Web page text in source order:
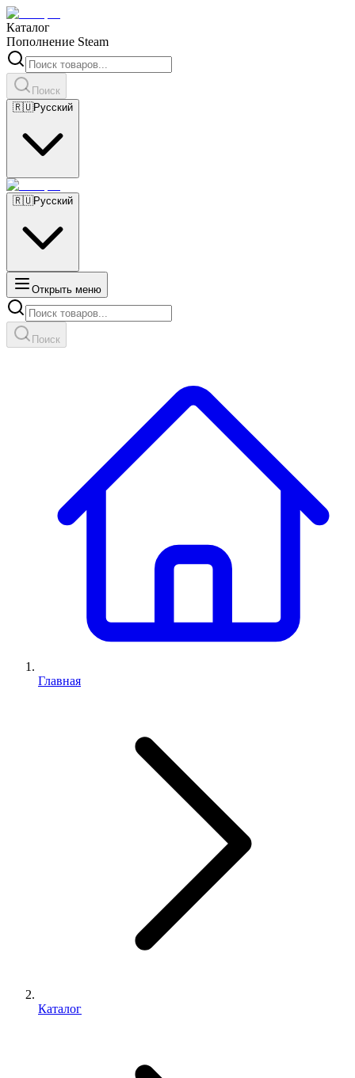
Каталог
Пополнение Steam
Поиск
🇷🇺Русский
🇷🇺Русский
Открыть меню
Поиск
Главная
Каталог